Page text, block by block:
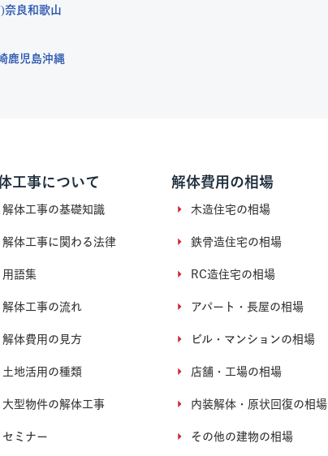
奈良和歌山
鹿児島沖縄
工事について
解体工事の基礎知識
解体工事に関わる法律
用語集
解体工事の流れ
解体費用の見方
土地活用の種類
大型物件の解体工事
セミナー
解体費用の相場
木造住宅の相場
鉄骨造住宅の相場
RC造住宅の相場
アパート・長屋の相場
ビル・マンションの相場
店舗・工場の相場
内装解体・原状回復の相場
その他の建物の相場